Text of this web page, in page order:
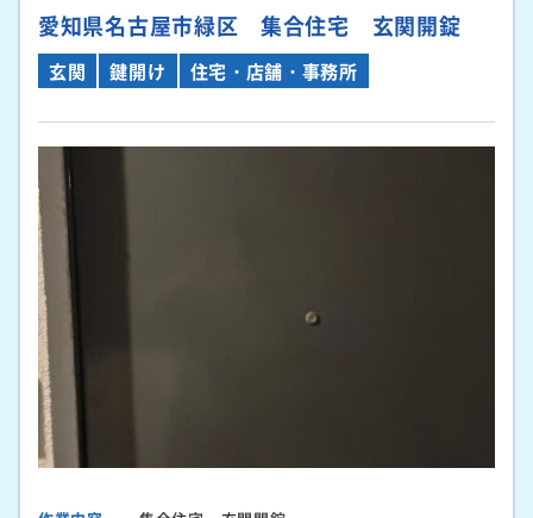
愛知県名古屋市緑区 集合住宅 玄関開錠
玄関 鍵開け 住宅・店舗・事務所